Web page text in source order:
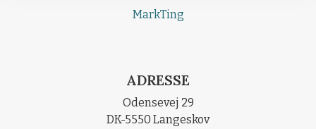
MarkTing
ADRESSE
Odensevej 29
DK-5550 Langeskov